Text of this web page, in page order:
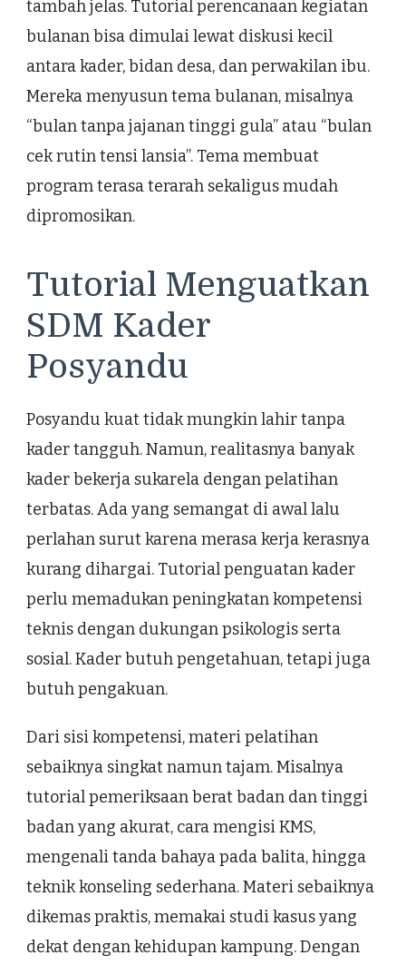
tambah jelas. Tutorial perencanaan kegiatan
bulanan bisa dimulai lewat diskusi kecil
antara kader, bidan desa, dan perwakilan ibu.
Mereka menyusun tema bulanan, misalnya
“bulan tanpa jajanan tinggi gula” atau “bulan
cek rutin tensi lansia”. Tema membuat
program terasa terarah sekaligus mudah
dipromosikan.
Tutorial Menguatkan
SDM Kader
Posyandu
Posyandu kuat tidak mungkin lahir tanpa
kader tangguh. Namun, realitasnya banyak
kader bekerja sukarela dengan pelatihan
terbatas. Ada yang semangat di awal lalu
perlahan surut karena merasa kerja kerasnya
kurang dihargai. Tutorial penguatan kader
perlu memadukan peningkatan kompetensi
teknis dengan dukungan psikologis serta
sosial. Kader butuh pengetahuan, tetapi juga
butuh pengakuan.
Dari sisi kompetensi, materi pelatihan
sebaiknya singkat namun tajam. Misalnya
tutorial pemeriksaan berat badan dan tinggi
badan yang akurat, cara mengisi KMS,
mengenali tanda bahaya pada balita, hingga
teknik konseling sederhana. Materi sebaiknya
dikemas praktis, memakai studi kasus yang
dekat dengan kehidupan kampung. Dengan